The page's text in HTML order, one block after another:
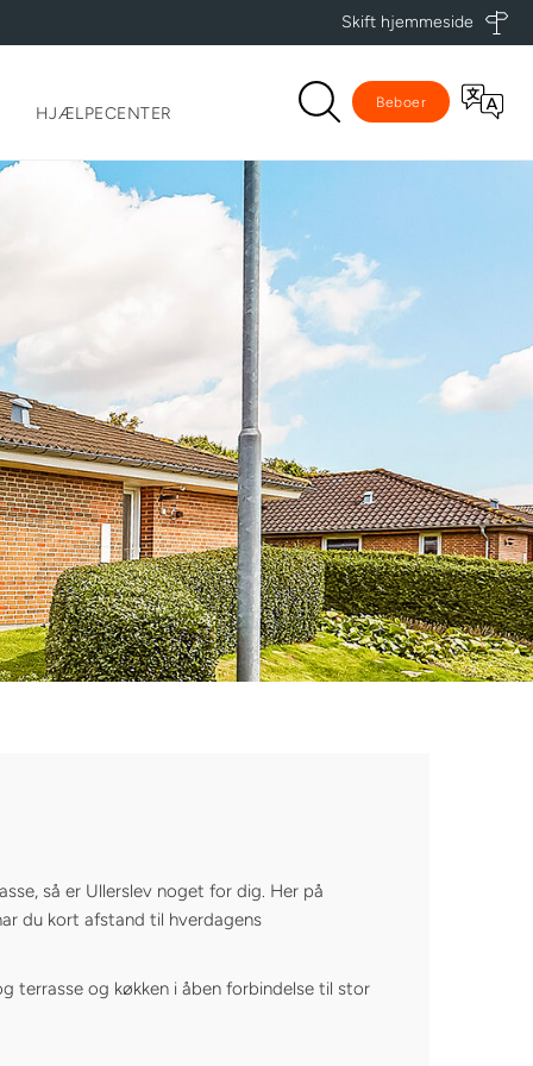
Skift hjemmeside
HJÆLPECENTER
Beboer
så er Ullerslev noget for dig. Her på
du kort afstand til hverdagens
terrasse og køkken i åben forbindelse til stor